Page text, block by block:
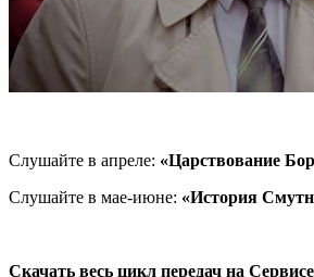
Слушайте в апреле: «Царствование
Слушайте в мае-июне: «История
Скачать весь цикл передач на